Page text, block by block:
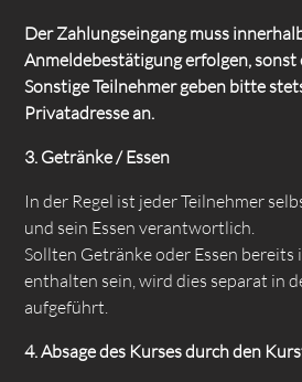
Der Zahlungseingang muss
Anmeldebestätigung erfolgen, sonst
Sonstige Teilnehmer geben bitte
Privatadresse an.
3. Getränke / Essen
In der Regel ist jeder Teilnehmer
und sein Essen verantwortlich.
Sollten Getränke oder Essen
enthalten sein, wird dies separat in
aufgeführt.
4. Absage des Kurses durch den